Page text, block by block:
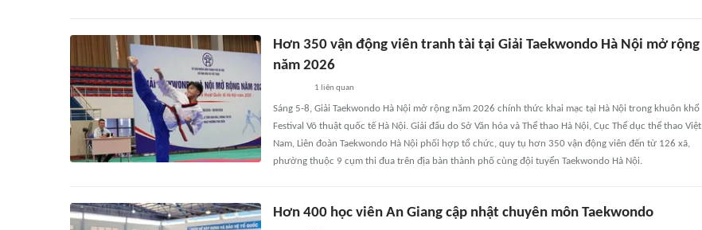
Hơn 350 vận động viên tranh tài tại Giải Taekwondo Hà Nội mở rộng
năm 2026
1 liên quan
Sáng 5-8, Giải Taekwondo Hà Nội mở rộng năm 2026 chính thức khai mạc tại Hà Nội trong khuôn khổ
Festival Võ thuật quốc tế Hà Nội. Giải đấu do Sở Văn hóa và Thể thao Hà Nội, Cục Thể dục thể thao Việt
Nam, Liên đoàn Taekwondo Hà Nội phối hợp tổ chức, quy tụ hơn 350 vận động viên đến từ 126 xã,
phường thuộc 9 cụm thi đua trên địa bàn thành phố cùng đội tuyển Taekwondo Hà Nội.
Hơn 400 học viên An Giang cập nhật chuyên môn Taekwondo